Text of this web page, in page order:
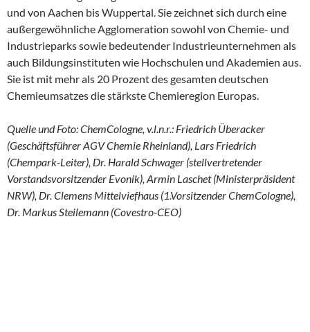
und von Aachen bis Wuppertal. Sie zeichnet sich durch eine
außergewöhnliche Agglomeration sowohl von Chemie- und
Industrieparks sowie bedeutender Industrieunternehmen als
auch Bildungsinstituten wie Hochschulen und Akademien aus.
Sie ist mit mehr als 20 Prozent des gesamten deutschen
Chemieumsatzes die stärkste Chemieregion Europas.
Quelle und Foto: ChemCologne, v.l.n.r.: Friedrich Überacker
(Geschäftsführer AGV Chemie Rheinland), Lars Friedrich
(Chempark-Leiter), Dr. Harald Schwager (stellvertretender
Vorstandsvorsitzender Evonik), Armin Laschet (Ministerpräsident
NRW), Dr. Clemens Mittelviefhaus (1.Vorsitzender ChemCologne),
Dr. Markus Steilemann (Covestro-CEO)